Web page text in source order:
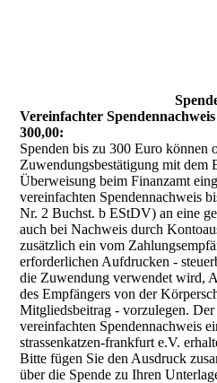
Vereinfachter
300,00:
Spenden bis zu 300 Euro können
Zuwendungsbestätigung mit dem
Überweisung beim Finanzamt
vereinfachten Spendennachweis
Nr. 2 Buchst. b EStDV) an eine
auch bei Nachweis durch
zusätzlich ein vom
erforderlichen Aufdrucken -
die Zuwendung verwendet wird,
des Empfängers von der
Mitgliedsbeitrag - vorzulegen.
vereinfachten Spendennachweis
strassenkatzen-frankfurt e.V.
Bitte fügen Sie den Ausdruck
über die Spende zu Ihren